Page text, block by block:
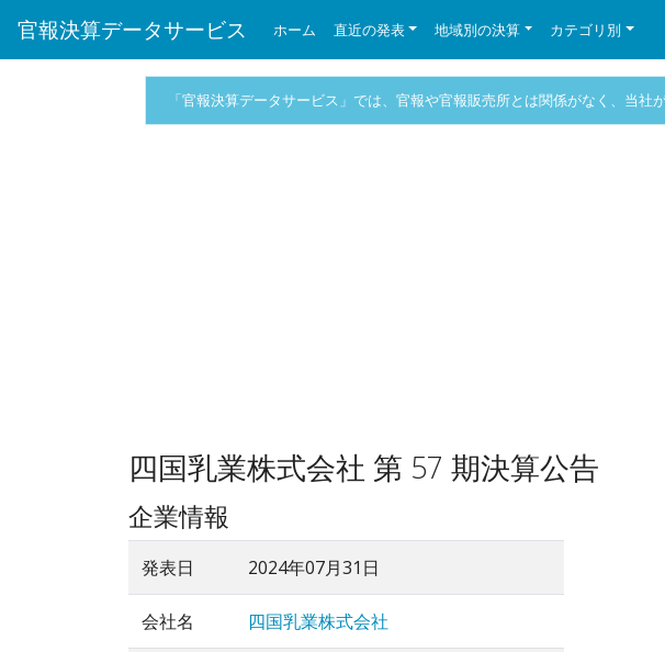
官報決算データサービス ホーム 直近の発表 地域別の決算 カテゴリ別
「官報決算データサービス」では、官報や官報販売所とは関係がなく、当社
四国乳業株式会社 第 57 期決算公告
企業情報
発表日 2024年07月31日
会社名 四国乳業株式会社